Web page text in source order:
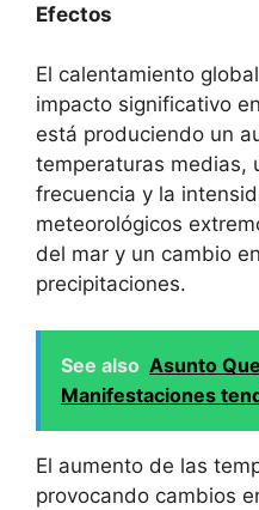
Efectos
El calentamiento
impacto significativo
está produciendo un
temperaturas medias,
frecuencia y la
meteorológicos
del mar y un cambio
precipitaciones.
See also Asunto
Manifestaciones
El aumento de las
provocando cambios